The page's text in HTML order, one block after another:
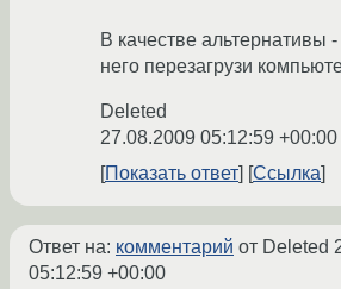
В качестве альтернативы
него перезагрузи
Deleted
27.08.2009 05:12:59 +00:00
Показать ответ
Ссылка
Ответ на: комментарий от Deleted
05:12:59 +00:00